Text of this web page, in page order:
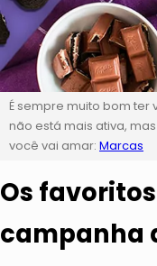
É sempre muito bom
não está mais ativa,
você vai amar: Marcas
Os
campanha